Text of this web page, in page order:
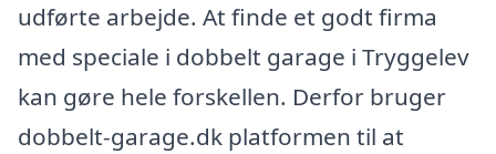
udførte arbejde. At finde et godt firma
med speciale i dobbelt garage i Tryggelev
kan gøre hele forskellen. Derfor bruger
dobbelt-garage.dk platformen til at